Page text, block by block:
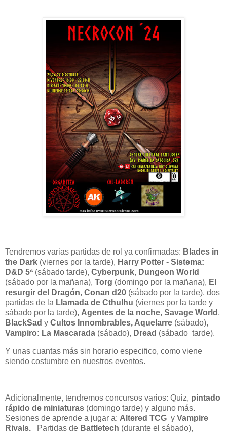
Tendremos varias partidas de rol ya confirmadas: Blades in
the Dark (viernes por la tarde), Harry Potter - Sistema:
D&D 5ª (sábado tarde), Cyberpunk, Dungeon World
(sábado por la mañana), Torg (domingo por la mañana), El
resurgir del Dragón, Conan d20 (sábado por la tarde), dos
partidas de la Llamada de Cthulhu (viernes por la tarde y
sábado por la tarde), Agentes de la noche, Savage World ,
BlackSad y Cultos Innombrables, Aquelarre (sábado),
Vampiro: La Mascarada (sábado), Dread (sábado tarde).
Y unas cuantas más sin horario especifico, como viene
siendo costumbre en nuestros eventos.
Adicionalmente, tendremos concursos varios: Quiz, pintado
rápido de miniaturas (domingo tarde) y alguno más.
Sesiones de aprende a jugar a: Altered TCG y Vampire
Rivals.
Partidas de Battletech (durante el sábado),